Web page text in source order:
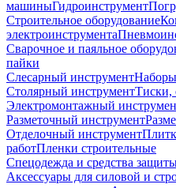
машиныГидроинструмент
Строительное оборудование
электроинструмента
Сварочное и паяльное
пайки
Слесарный инструмент
Столярный инструментТиски,
Электромонтажный
Разметочный инструмент
Отделочный инструмент
работПленки строительные
Спецодежда и средства
Аксессуары для силовой и